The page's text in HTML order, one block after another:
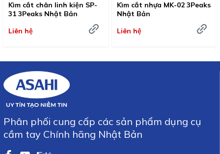
Kìm cắt chân linh kiện SP-
31 3Peaks Nhật Bản
Liên hệ
Kìm cắt nhựa MK-02 3Peaks
Nhật Bản
Liên hệ
Phân phối cung cấp các sản phẩm dụng cụ
cầm tay Chính hãng Nhật Bản